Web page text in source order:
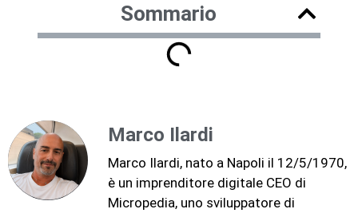
Sommario
Marco Ilardi
Marco Ilardi, nato a Napoli il 12/5/1970,
è un imprenditore digitale CEO di
Micropedia, uno sviluppatore di